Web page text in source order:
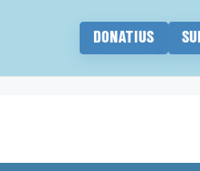
DONATIUS